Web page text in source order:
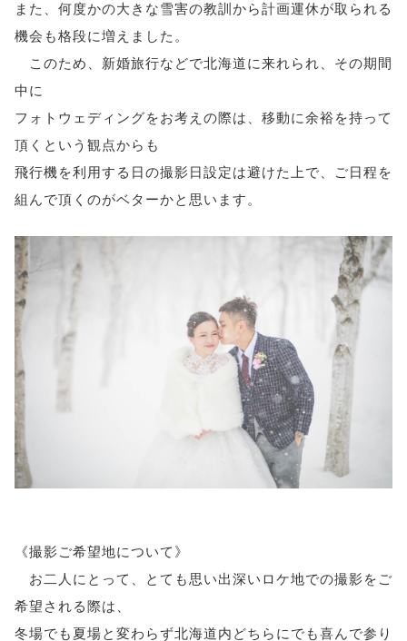
また、何度かの大きな雪害の教訓から計画運休が取られる
機会も格段に増えました。
このため、新婚旅行などで北海道に来れられ、その期間
中に
フォトウェディングをお考えの際は、移動に余裕を持って
頂くという観点からも
飛行機を利用する日の撮影日設定は避けた上で、ご日程を
組んで頂くのがベターかと思います。
《撮影ご希望地について》
お二人にとって、とても思い出深いロケ地での撮影をご
希望される際は、
冬場でも夏場と変わらず北海道内どちらにでも喜んで参り